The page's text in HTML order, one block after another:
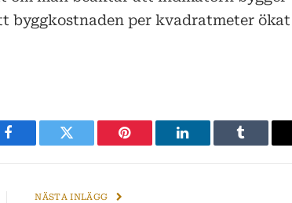
byggkostnaden per kvadratmeter ökat
Facebook Twitter Pinterest LinkedIn Tumblr
NÄSTA INLÄGG